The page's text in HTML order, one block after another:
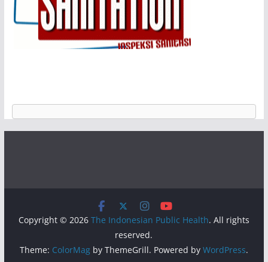
Copyright © 2026 The Indonesian Public Health. All rights
reserved.
Theme: ColorMagby ThemeGrill. Powered by WordPress.